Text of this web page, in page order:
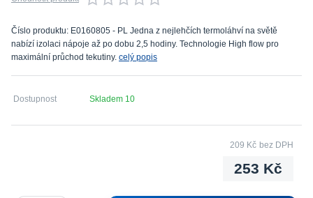
Číslo produktu: E0160805 - PL Jedna z nejlehčích termoláhví na světě
nabízí izolaci nápoje až po dobu 2,5 hodiny. Technologie High flow pro
maximální průchod tekutiny. celý popis
Dostupnost Skladem 10
253 Kč
209 Kč bez DPH